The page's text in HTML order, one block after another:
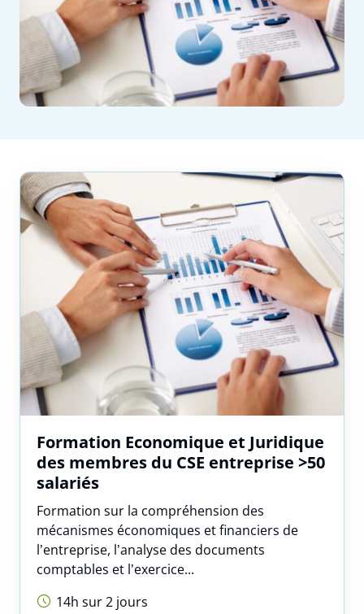
Formation Economique et Juridique
des membres du CSE entreprise >50
salariés
Formation sur la compréhension des
mécanismes économiques et financiers de
l’entreprise, l’analyse des documents
comptables et l’exercice...
14h sur 2 jours